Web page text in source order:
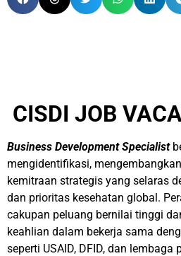
CISDI JOB
Business Development Specialist
mengidentifikasi,
kemitraan strategis yang selaras
dan prioritas kesehatan global.
cakupan peluang bernilai tinggi
keahlian dalam bekerja sama
seperti USAID, DFID, dan